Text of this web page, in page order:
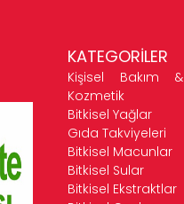
KATEGORİLER
Kişisel Bakım &
Kozmetik
Bitkisel Yağlar
Gıda Takviyeleri
Bitkisel Macunlar
Bitkisel Sular
Bitkisel Ekstraktlar